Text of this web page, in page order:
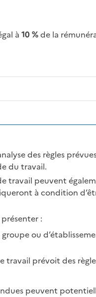
à 10 %de la
des règles
du travail.
travail peuvent
à condition
:
ou
travail prévoit des
peuvent